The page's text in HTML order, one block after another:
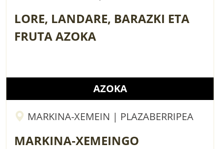
LORE, LANDARE, BARAZKI ETA
FRUTA AZOKA
AZOKA
MARKINA-XEMEIN | PLAZABERRIPEA
MARKINA-XEMEINGO